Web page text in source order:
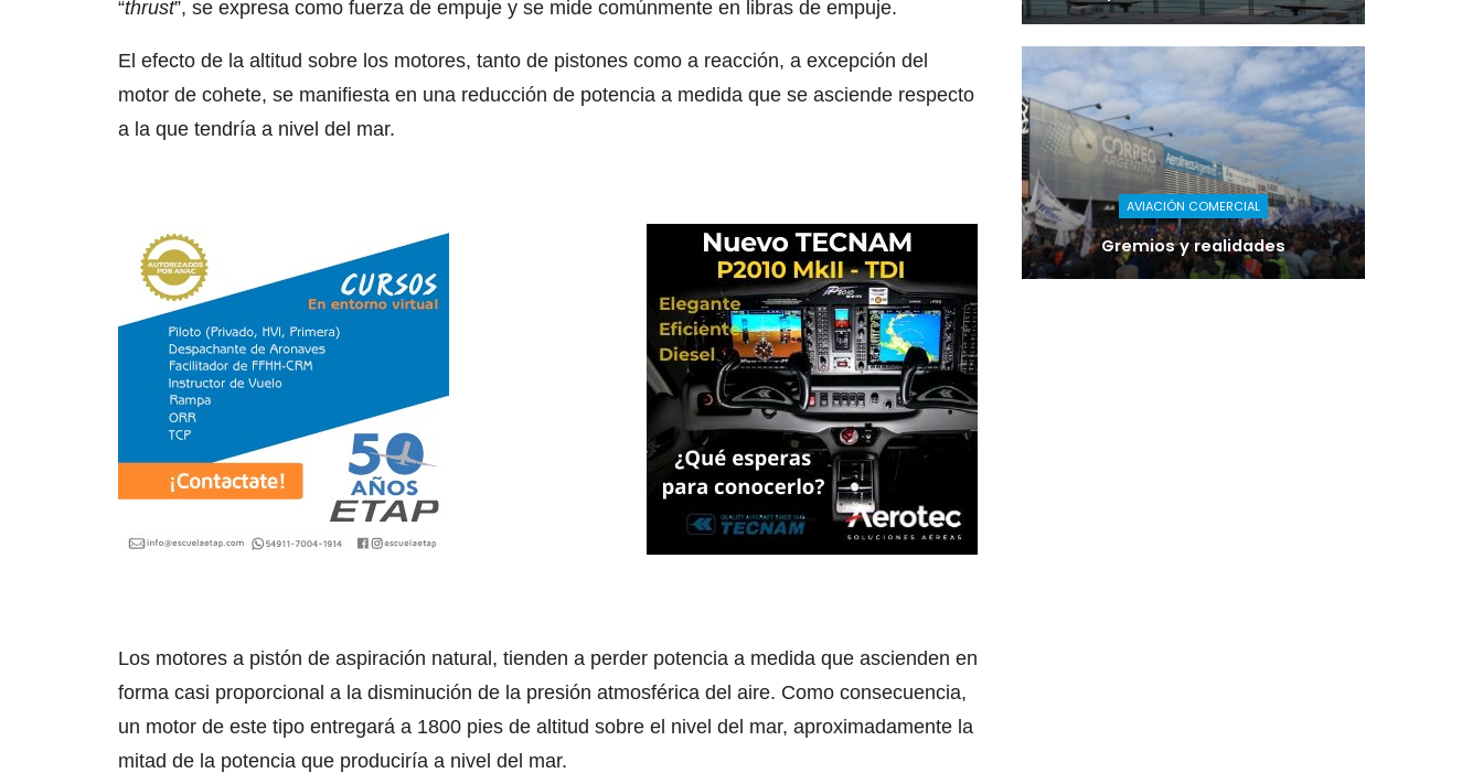
“thrust”, se expresa como fuerza de empuje y se mide comúnmente en libras de empuje.
El efecto de la altitud sobre los motores, tanto de pistones como a reacción, a excepción del
motor de cohete, se manifiesta en una reducción de potencia a medida que se asciende respecto
a la que tendría a nivel del mar.
Los motores a pistón de aspiración natural, tienden a perder potencia a medida que ascienden en
forma casi proporcional a la disminución de la presión atmosférica del aire. Como consecuencia,
un motor de este tipo entregará a 1800 pies de altitud sobre el nivel del mar, aproximadamente la
mitad de la potencia que produciría a nivel del mar.
AVIACIÓN COMERCIAL
Gremios y realidades